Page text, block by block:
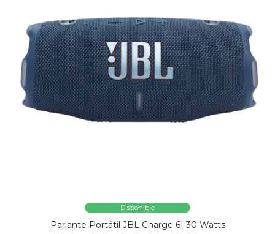
Disponible
Parlante Portátil JBL Charge 6| 30 Watts